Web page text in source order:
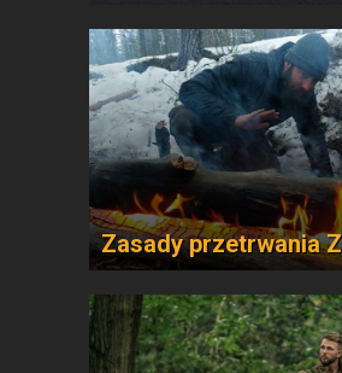
Zasady przetrwania